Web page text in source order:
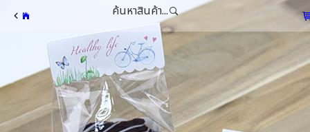
ค้นหาสินค้า...